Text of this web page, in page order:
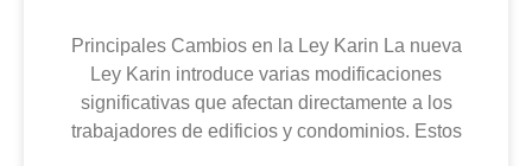
Principales Cambios en la Ley Karin La nueva
Ley Karin introduce varias modificaciones
significativas que afectan directamente a los
trabajadores de edificios y condominios. Estos